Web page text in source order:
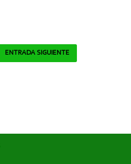
ENTRADA SIGUIENTE